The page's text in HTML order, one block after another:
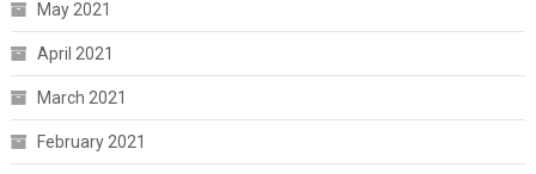
May 2021
April 2021
March 2021
February 2021